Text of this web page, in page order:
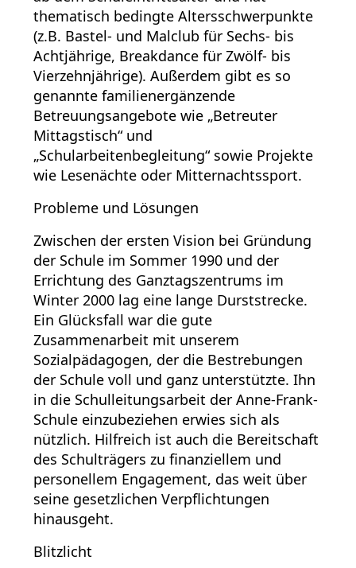
thematisch bedingte Altersschwerpunkte
(z.B. Bastel- und Malclub für Sechs- bis
Achtjährige, Breakdance für Zwölf- bis
Vierzehnjährige). Außerdem gibt es so
genannte familienergänzende
Betreuungsangebote wie „Betreuter
Mittagstisch“ und
„Schularbeitenbegleitung“ sowie Projekte
wie Lesenächte oder Mitternachtssport.
Probleme und Lösungen
Zwischen der ersten Vision bei Gründung
der Schule im Sommer 1990 und der
Errichtung des Ganztagszentrums im
Winter 2000 lag eine lange Durststrecke.
Ein Glücksfall war die gute
Zusammenarbeit mit unserem
Sozialpädagogen, der die Bestrebungen
der Schule voll und ganz unterstützte. Ihn
in die Schulleitungsarbeit der Anne-Frank-
Schule einzubeziehen erwies sich als
nützlich. Hilfreich ist auch die Bereitschaft
des Schulträgers zu finanziellem und
personellem Engagement, das weit über
seine gesetzlichen Verpflichtungen
hinausgeht.
Blitzlicht